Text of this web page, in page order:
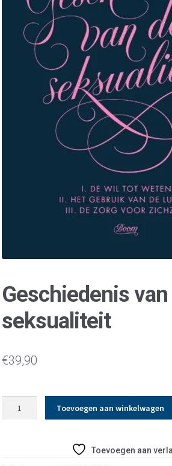
Geschiedenis
seksualiteit
€39,90
Toevoegen aan winkelwagen
Toevoegen aan